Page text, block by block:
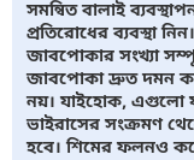
সমন্বিত বালাই
প্রতিরোধের ব্যবস্থা
জাবপোকার সংখ্যা
জাবপোকা দ্রুত দমন
নয়। যাইহোক, এগুলো
ভাইরাসের সংক্রমণ
হবে। শিমের ফলনও